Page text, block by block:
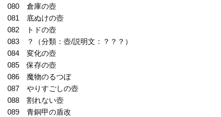
080 倉庫の壺
081 底ぬけの壺
082 トドの壺
083 ？（分類：壺/説明文：？？？）
084 変化の壺
085 保存の壺
086 魔物のるつぼ
087 やりすごしの壺
088 割れない壺
089 青銅甲の盾改